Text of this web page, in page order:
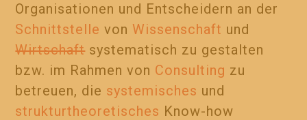
Organisationen und Entscheidern an der
Schnittstelle von Wissenschaft und
Wirtschaftsystematisch zu gestalten
bzw. im Rahmen von Consulting zu
betreuen, die systemisches und
strukturtheoretisches Know-how